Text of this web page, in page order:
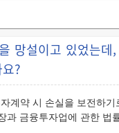
망설이고 있었는
?
계약 시 손실을 보전하
과 금융투자업에 관한 법